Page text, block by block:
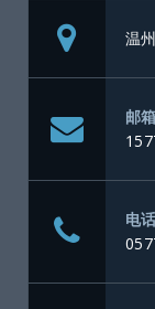
温
邮
电话